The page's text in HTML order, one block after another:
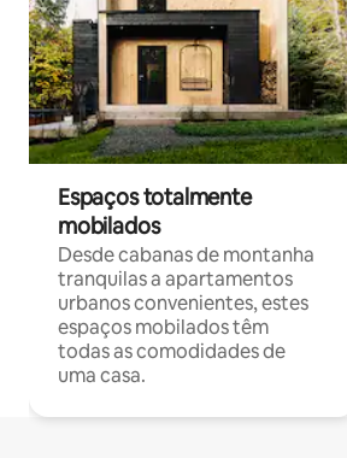
Espaços totalmente
mobilados
Desde cabanas de montanha
tranquilas a apartamentos
urbanos convenientes, estes
espaços mobilados têm
todas as comodidades de
uma casa.